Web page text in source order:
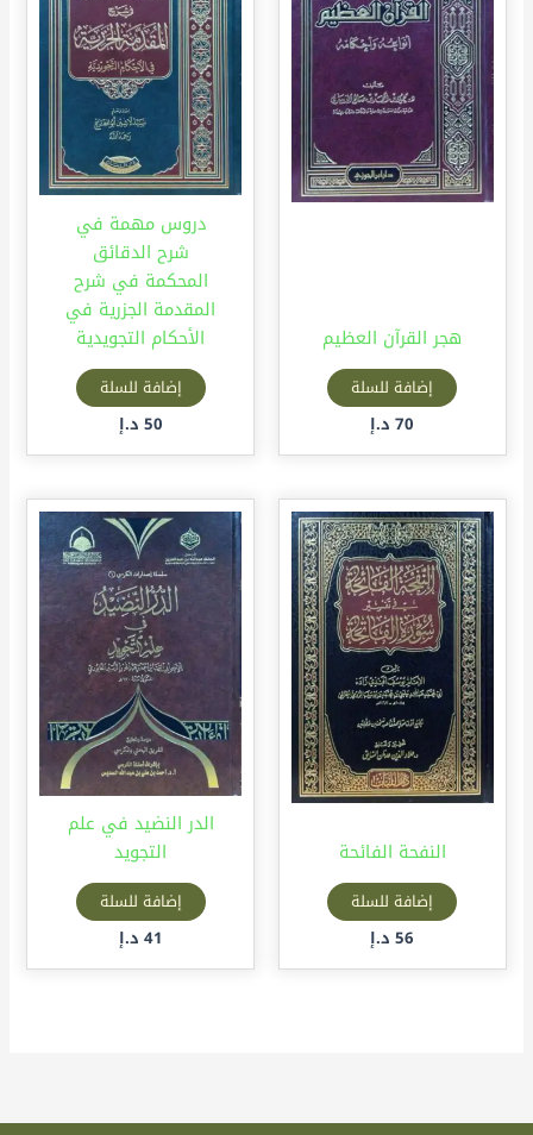
هجر القرآن العظيم
إضافة للسلة
70 د.إ
دروس مهمة في
شرح الدقائق
المحكمة في شرح
المقدمة الجزرية في
الأحكام التجويدية
إضافة للسلة
50 د.إ
النفحة الفائحة
إضافة للسلة
56 د.إ
الدر النضيد في علم
التجويد
إضافة للسلة
41 د.إ